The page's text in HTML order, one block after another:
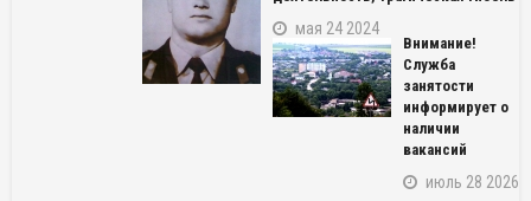
мая 24 2024
Внимание!
Служба
занятости
информирует о
наличии
вакансий
июль 28 2026